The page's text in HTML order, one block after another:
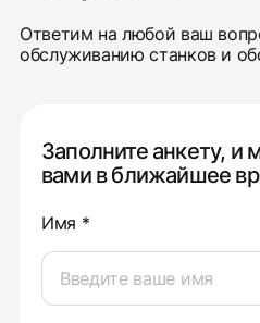
Ответим на любой ваш
обслуживанию станков и
Заполните анкету, и
вами в ближайшее
Имя *